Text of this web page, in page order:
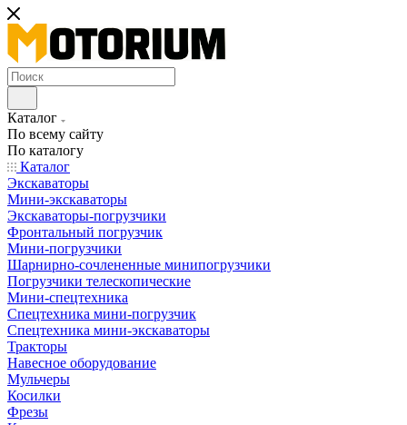
Каталог
По всему сайту
По каталогу
Каталог
Экскаваторы
Мини-экскаваторы
Экскаваторы-погрузчики
Фронтальный погрузчик
Мини-погрузчики
Шарнирно-сочлененные минипогрузчики
Погрузчики телескопические
Мини-спецтехника
Спецтехника мини-погрузчик
Спецтехника мини-экскаваторы
Тракторы
Навесное оборудование
Мульчеры
Косилки
Фрезы